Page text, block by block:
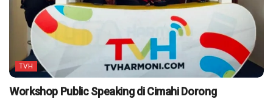
TVH
Workshop Public Speaking di Cimahi Dorong